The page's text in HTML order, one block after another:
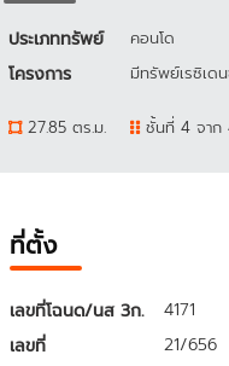
ประเภททรัพย์ คอนโด
โครงการ มีทรัพย์เรซิเด
27.85 ตร.ม. ชั้นที่ 4 จาก
ที่ตั้ง
เลขที่โฉนด/นส 3ก.
4171
เลขที่
21/656